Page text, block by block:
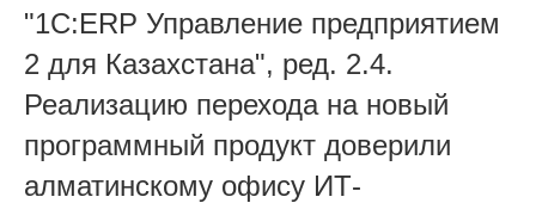
"1C:ERP Управление предприятием
2 для Казахстана", ред. 2.4.
Реализацию перехода на новый
программный продукт доверили
алматинскому офису ИТ-